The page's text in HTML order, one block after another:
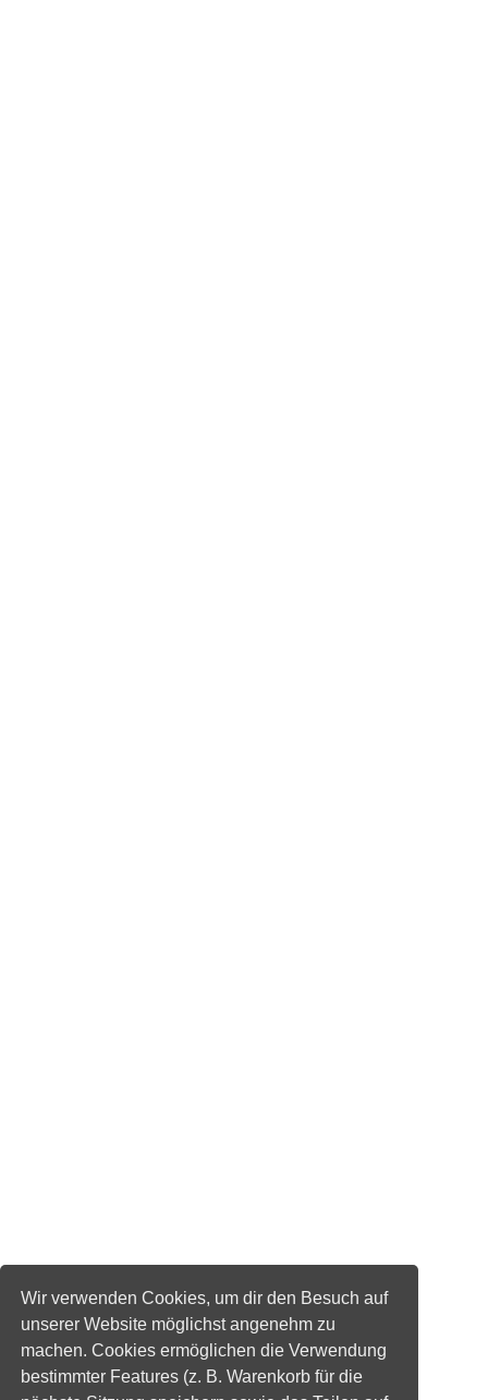
Wir verwenden Cookies, um dir den Besuch auf
unserer Website möglichst angenehm zu
machen. Cookies ermöglichen die Verwendung
bestimmter Features (z. B. Warenkorb für die